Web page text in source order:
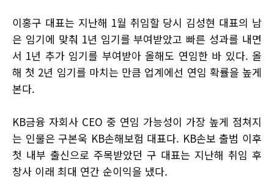
이홍구 대표는 지난해 1월 취임할 당시 김성현 대표의 남
은 임기에 맞춰 1년 임기를 부여받았고 빠른 성과를 내면
서 1년 추가 임기를 부여받아 올해도 연임한 바 있다. 올
해 첫 2년 임기를 마치는 만큼 업계에선 연임 확률을 높게
본다.
KB금융 자회사 CEO 중 연임 가능성이 가장 높게 점쳐지
는 인물은 구본욱 KB손해보험 대표다. KB손보 출범 이후
첫 내부 출신으로 주목받았던 구 대표는 지난해 취임 후
창사 이래 최대 연간 순이익을 냈다.